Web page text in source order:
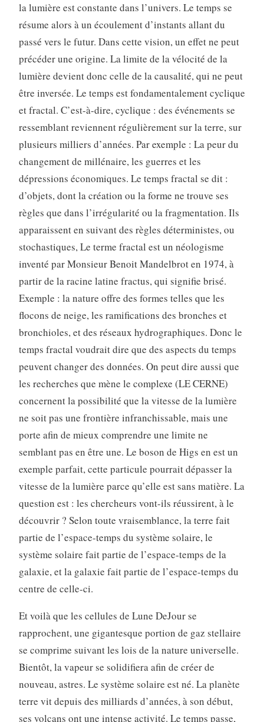
la lumière est constante dans l’univers. Le temps se
résume alors à un écoulement d’instants allant du
passé vers le futur. Dans cette vision, un effet ne peut
précéder une origine. La limite de la vélocité de la
lumière devient donc celle de la causalité, qui ne peut
être inversée. Le temps est fondamentalement cyclique
et fractal. C’est-à-dire, cyclique : des événements se
ressemblant reviennent régulièrement sur la terre, sur
plusieurs milliers d’années. Par exemple : La peur du
changement de millénaire, les guerres et les
dépressions économiques. Le temps fractal se dit :
d’objets, dont la création ou la forme ne trouve ses
règles que dans l’irrégularité ou la fragmentation. Ils
apparaissent en suivant des règles déterministes, ou
stochastiques, Le terme fractal est un néologisme
inventé par Monsieur Benoit Mandelbrot en 1974, à
partir de la racine latine fractus, qui signifie brisé.
Exemple : la nature offre des formes telles que les
flocons de neige, les ramifications des bronches et
bronchioles, et des réseaux hydrographiques. Donc le
temps fractal voudrait dire que des aspects du temps
peuvent changer des données. On peut dire aussi que
les recherches que mène le complexe (LE CERNE)
concernent la possibilité que la vitesse de la lumière
ne soit pas une frontière infranchissable, mais une
porte afin de mieux comprendre une limite ne
semblant pas en être une. Le boson de Higs en est un
exemple parfait, cette particule pourrait dépasser la
vitesse de la lumière parce qu’elle est sans matière. La
question est : les chercheurs vont-ils réussirent, à le
découvrir ? Selon toute vraisemblance, la terre fait
partie de l’espace-temps du système solaire, le
système solaire fait partie de l’espace-temps de la
galaxie, et la galaxie fait partie de l’espace-temps du
centre de celle-ci.
Et voilà que les cellules de Lune DeJour se
rapprochent, une gigantesque portion de gaz stellaire
se comprime suivant les lois de la nature universelle.
Bientôt, la vapeur se solidifiera afin de créer de
nouveau, astres. Le système solaire est né. La planète
terre vit depuis des milliards d’années, à son début,
ses volcans ont une intense activité. Le temps passe,